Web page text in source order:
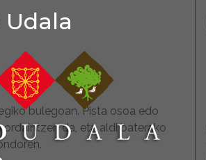
Udala
bulegoan. Pista osoa edo
da, eta aldi baterako